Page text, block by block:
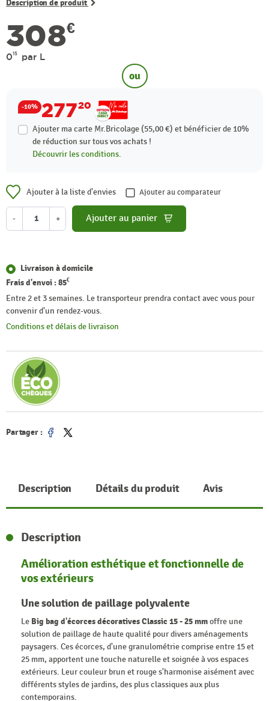
Description de produit
308€
015 par L
ou
-10% 27720
Ajouter ma carte Mr.Bricolage (55,00 €) et bénéficier de 10%
de réduction sur tous vos achats !
Découvrir les conditions.
Ajouter à la liste d'envies Ajouter au comparateur
- + Ajouter au panier
Livraison à domicile
Frais d'envoi :85€
Entre 2 et 3 semaines. Le transporteur prendra contact avec vous pour
convenir d'un rendez-vous.
Conditions et délais de livraison
Partager :
Partager
Tweet
Description Détails du produit Avis
Description
Amélioration esthétique et fonctionnelle de
vos extérieurs
Une solution de paillage polyvalente
Le Big bag d'écorces décoratives Classic 15 - 25 mmoffre une
solution de paillage de haute qualité pour divers aménagements
paysagers. Ces écorces, d'une granulométrie comprise entre 15 et
25 mm, apportent une touche naturelle et soignée à vos espaces
extérieurs. Leur couleur brun et rouge s'harmonise aisément avec
différents styles de jardins, des plus classiques aux plus
contemporains.